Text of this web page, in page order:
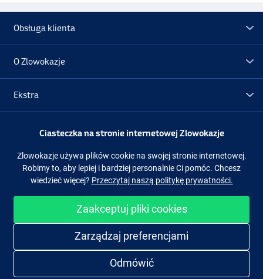
Obsługa klienta
O Zlowokazje
Ekstra
Promocje
Obserwuj nas Facebook Instagram
Ciasteczka na stronie internetowej Zlowokazje
Zlowokazje używa plików cookie na swojej stronie internetowej.
Robimy to, aby lepiej i bardziej personalnie Ci pomóc. Chcesz
wiedzieć więcej? Przeczytaj naszą politykę prywatności.
Zaakceptuj pliki cookies
Zarządzaj preferencjami
Odmówić